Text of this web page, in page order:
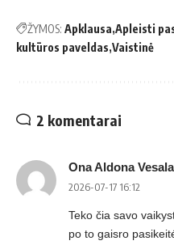
ŽYMOS: Apklausa Apleisti
kultūros paveldas Vaistinė
2 komentarai
Ona Aldona
2026-07-17 16:12
Teko čia savo
po to gaisro